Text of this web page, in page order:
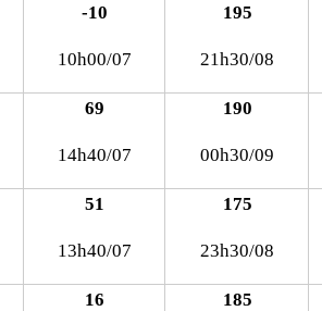
-10
10h00/07
195
21h30/08
69
14h40/07
190
00h30/09
51
13h40/07
175
23h30/08
16 185